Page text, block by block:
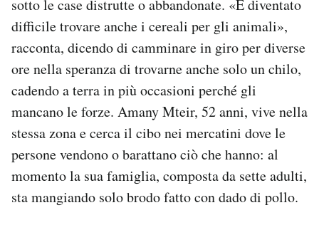
sotto le case distrutte o abbandonate. «È diventato
difficile trovare anche i cereali per gli animali»,
racconta, dicendo di camminare in giro per diverse
ore nella speranza di trovarne anche solo un chilo,
cadendo a terra in più occasioni perché gli
mancano le forze. Amany Mteir, 52 anni, vive nella
stessa zona e cerca il cibo nei mercatini dove le
persone vendono o barattano ciò che hanno: al
momento la sua famiglia, composta da sette adulti,
sta mangiando solo brodo fatto con dado di pollo.